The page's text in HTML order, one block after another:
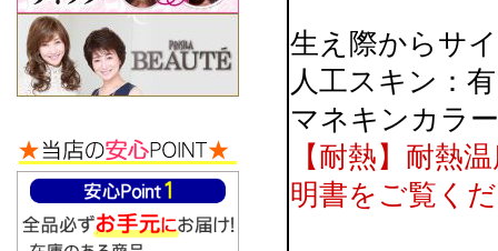
生え際からサ
人工スキン：有
マネキンカラ
【耐熱】耐熱
明書をご覧く